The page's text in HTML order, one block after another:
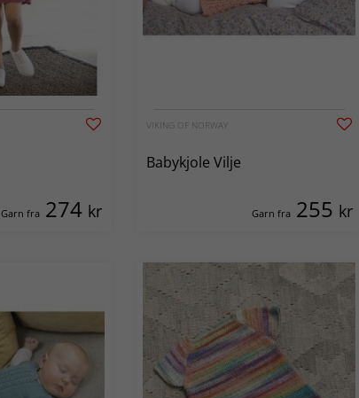
Garn fra 274 kr
VIKING OF NORWAY
Babykjole Vilje
Garn fra 255 kr